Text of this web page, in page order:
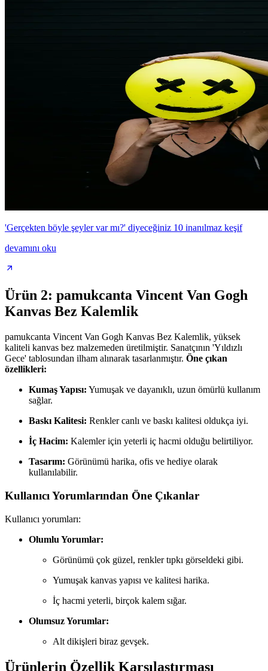
'Gerçekten böyle şeyler var mı?' diyeceğiniz 10 inanılmaz keşif
devamını oku
Ürün 2: pamukcanta Vincent Van Gogh
Kanvas Bez Kalemlik
pamukcanta Vincent Van Gogh Kanvas Bez Kalemlik, yüksek
kaliteli kanvas bez malzemeden üretilmiştir. Sanatçının 'Yıldızlı
Gece' tablosundan ilham alınarak tasarlanmıştır. Öne çıkan
özellikleri:
Kumaş Yapısı: Yumuşak ve dayanıklı, uzun ömürlü kullanım
sağlar.
Baskı Kalitesi: Renkler canlı ve baskı kalitesi oldukça iyi.
İç Hacim: Kalemler için yeterli iç hacmi olduğu belirtiliyor.
Tasarım: Görünümü harika, ofis ve hediye olarak
kullanılabilir.
Kullanıcı Yorumlarından Öne Çıkanlar
Kullanıcı yorumları:
Olumlu Yorumlar:
Görünümü çok güzel, renkler tıpkı görseldeki gibi.
Yumuşak kanvas yapısı ve kalitesi harika.
İç hacmi yeterli, birçok kalem sığar.
Olumsuz Yorumlar:
Alt dikişleri biraz gevşek.
Ürünlerin Özellik Karşılaştırması